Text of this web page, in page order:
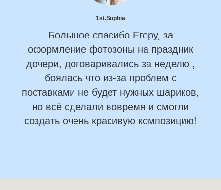
1st.Sophia
Большое спасибо Егору, за
оформление фотозоны на праздник
дочери, договаривались за неделю ,
боялась что из-за проблем с
поставками не будет нужных шариков,
но всё сделали вовремя и смогли
создать очень красивую композицию!